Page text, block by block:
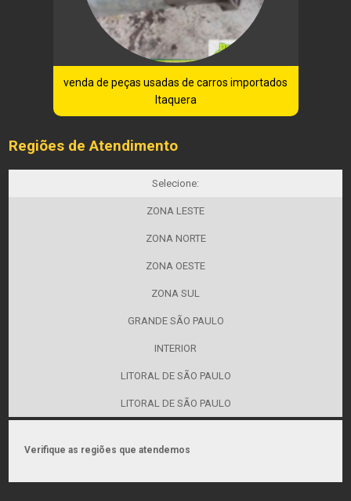
venda de peças usadas de carros importados
Itaquera
Regiões de Atendimento
Selecione:
ZONA LESTE
ZONA NORTE
ZONA OESTE
ZONA SUL
GRANDE SÃO PAULO
INTERIOR
LITORAL DE SÃO PAULO
LITORAL DE SÃO PAULO
Verifique as regiões que atendemos